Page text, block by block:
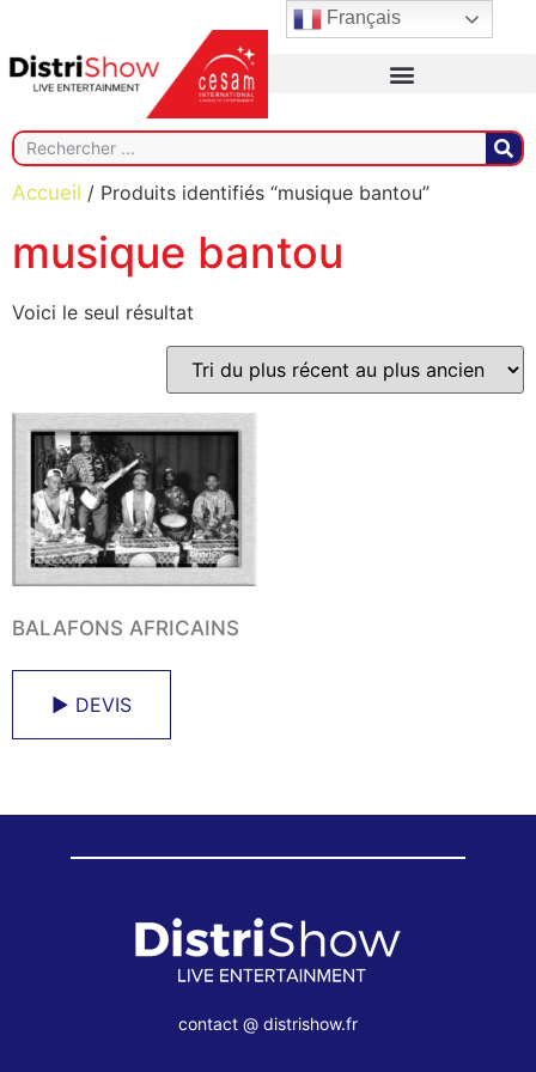
Accueil / Produits identifiés “musique bantou”
musique bantou
Voici le seul résultat
BALAFONS AFRICAINS
► DEVIS
contact @ distrishow.fr
Français